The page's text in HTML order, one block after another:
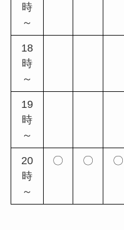
時
～
18
時
～
19
時
～
20
時
～
〇 〇 〇